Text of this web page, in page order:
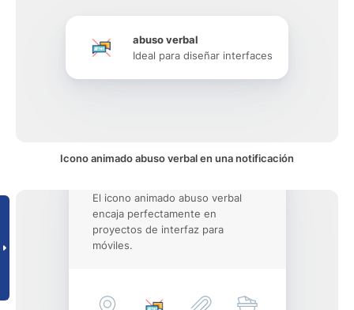
abuso verbal
Ideal para diseñar interfaces
Icono animado abuso verbal en una notificación
El icono animado abuso verbal
encaja perfectamente en
proyectos de interfaz para
móviles.